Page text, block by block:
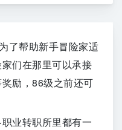
帮助新手冒险家适
们在那里可以承接
励，86级之前还可
业转职所里都有一